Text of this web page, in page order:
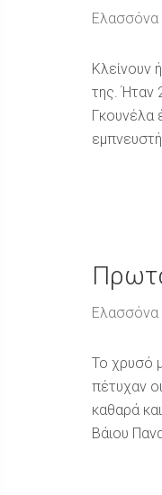
Ελασσόνα
Κλείνουν
της. Ήταν
Γκουνέλα
Ελασσόνα
Το χρυσό
πέτυχαν
καθαρά
Βάιου